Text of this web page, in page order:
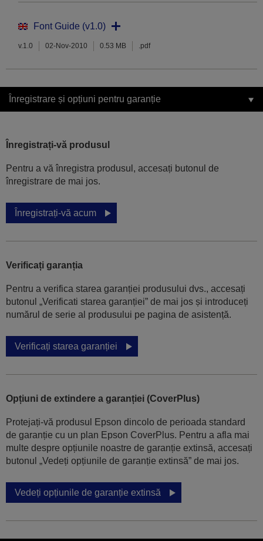
Font Guide (v1.0)
v.1.0 02-Nov-2010 0.53 MB .pdf
Înregistrare și opțiuni pentru garanție
Înregistrați-vă produsul
Pentru a vă înregistra produsul, accesați butonul de
înregistrare de mai jos.
Înregistrați-vă acum
Verificați garanția
Pentru a verifica starea garanției produsului dvs., accesați
butonul „Verificati starea garanției” de mai jos și introduceți
numărul de serie al produsului pe pagina de asistență.
Verificați starea garanției
Opțiuni de extindere a garanției (CoverPlus)
Protejați-vă produsul Epson dincolo de perioada standard
de garanție cu un plan Epson CoverPlus. Pentru a afla mai
multe despre opțiunile noastre de garanție extinsă, accesați
butonul „Vedeți opțiunile de garanție extinsă” de mai jos.
Vedeți opțiunile de garanție extinsă